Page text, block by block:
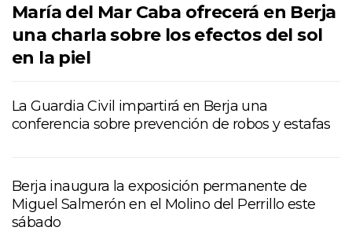
María del Mar Caba ofrecerá en Berja
una charla sobre los efectos del sol
en la piel
La Guardia Civil impartirá en Berja una
conferencia sobre prevención de robos y estafas
Berja inaugura la exposición permanente de
Miguel Salmerón en el Molino del Perrillo este
sábado